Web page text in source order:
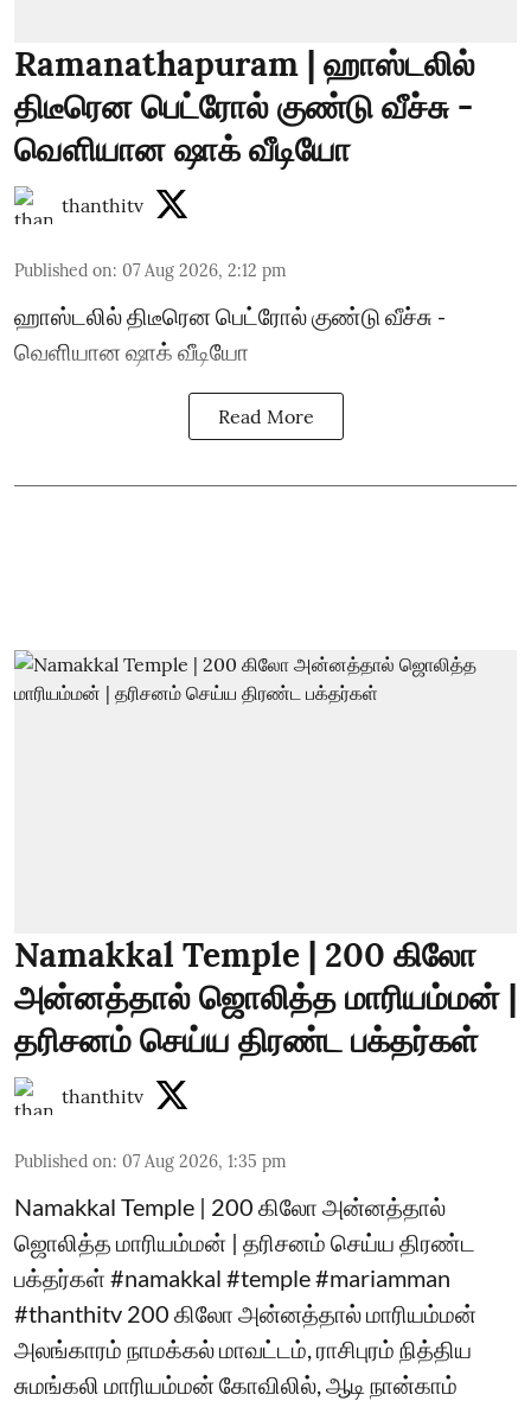
Ramanathapuram | ஹாஸ்டலில்
திடீரென பெட்ரோல் குண்டு வீச்சு -
வெளியான ஷாக் வீடியோ
thanthitv
Published on: 07 Aug 2026, 2:12 pm
ஹாஸ்டலில் திடீரென பெட்ரோல் குண்டு வீச்சு -
வெளியான ஷாக் வீடியோ
Read More
Namakkal Temple | 200 கிலோ
அன்னத்தால் ஜொலித்த மாரியம்மன் |
தரிசனம் செய்ய திரண்ட பக்தர்கள்
thanthitv
Published on: 07 Aug 2026, 1:35 pm
Namakkal Temple | 200 கிலோ அன்னத்தால்
ஜொலித்த மாரியம்மன் | தரிசனம் செய்ய திரண்ட
பக்தர்கள் #namakkal #temple #mariamman
#thanthitv 200 கிலோ அன்னத்தால் மாரியம்மன்
அலங்காரம் நாமக்கல் மாவட்டம், ராசிபுரம் நித்திய
சுமங்கலி மாரியம்மன் கோவிலில், ஆடி நான்காம்